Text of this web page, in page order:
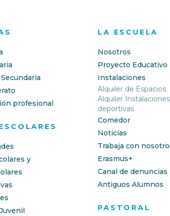
profesional
y
LA ESCUELA
Nosotros
Proyecto Educativo
Instalaciones
Alquiler de Espacios
Alquiler Instalaciones
deportivas
Comedor
Noticias
Trabaja con
Erasmus+
Canal de denuncias
Antiguos Alumnos
PASTORAL